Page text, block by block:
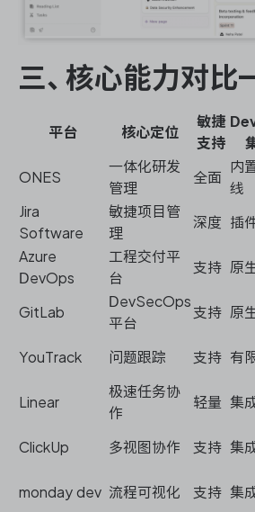
三、核心能力对比
平台 核心定位
敏捷
支持
ONES
一体化研发
管理
全面
内
线
Jira
Software
敏捷项目管
理
深度 插
Azure
DevOps
工程交付平
台
支持 原
GitLab
DevSecOps
平台
支持 原
YouTrack 问题跟踪 支持 有
Linear
极速任务协
作
轻量 集
ClickUp 多视图协作 支持 集
monday dev 流程可视化 支持 集